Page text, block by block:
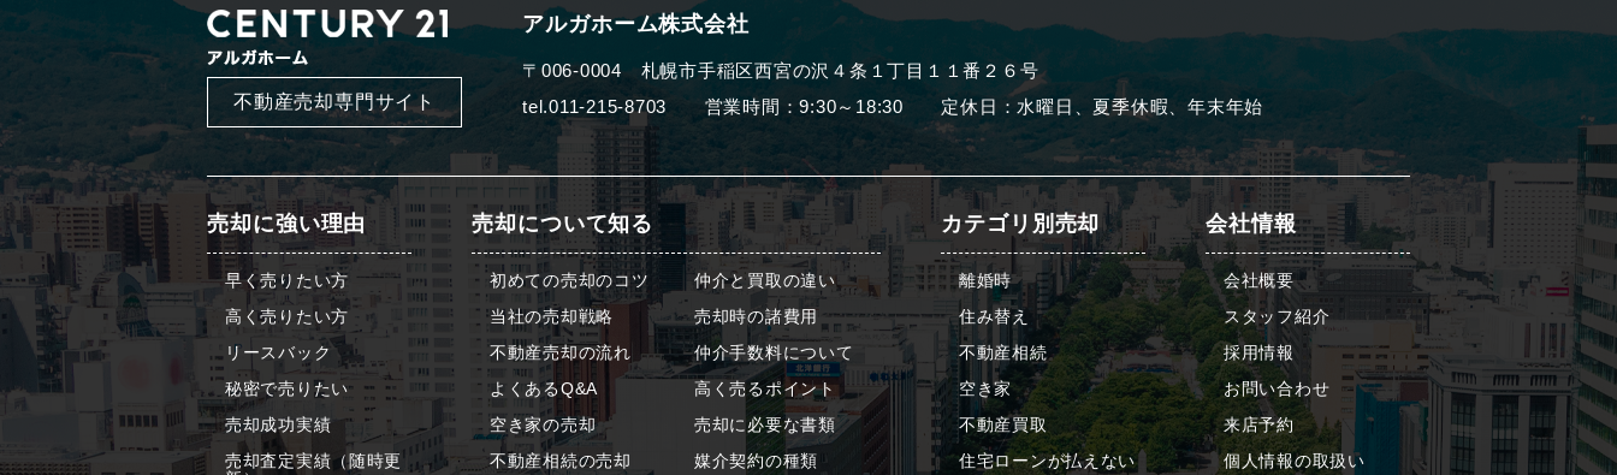
不動産売却専門サイト
アルガホーム株式会社
〒006-0004 札幌市手稲区西宮の沢４条１丁目１１番２６号
tel.011-215-8703 営業時間：9:30～18:30定休日：水曜日、夏季休暇、年末年始
売却に強い理由
早く売りたい方
高く売りたい方
リースバック
秘密で売りたい
売却成功実績
売却査定実績（随時更
売却について知る
初めての売却のコツ
当社の売却戦略
不動産売却の流れ
よくあるQ&A
空き家の売却
不動産相続の売却
仲介と買取の違い
売却時の諸費用
仲介手数料について
高く売るポイント
売却に必要な書類
媒介契約の種類
カテゴリ別売却
離婚時
住み替え
不動産相続
空き家
不動産買取
住宅ローンが払えない
会社情報
会社概要
スタッフ紹介
採用情報
お問い合わせ
来店予約
個人情報の取扱い